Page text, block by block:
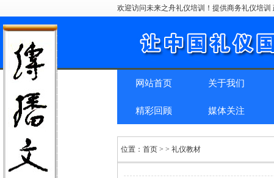
欢迎访问未来之舟礼仪培训！提供商务礼仪培
网站首页 关于我们
精彩回顾 媒体关注
位置： 首页 > > 礼仪教材